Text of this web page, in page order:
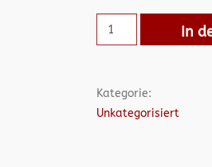
In
Kategorie:
Unkategorisiert